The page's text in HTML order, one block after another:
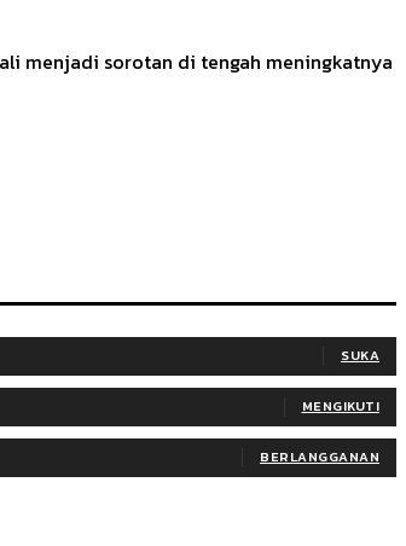
menjadi sorotan di tengah meningkatnya
SUKA
MENGIKUTI
BERLANGGANAN